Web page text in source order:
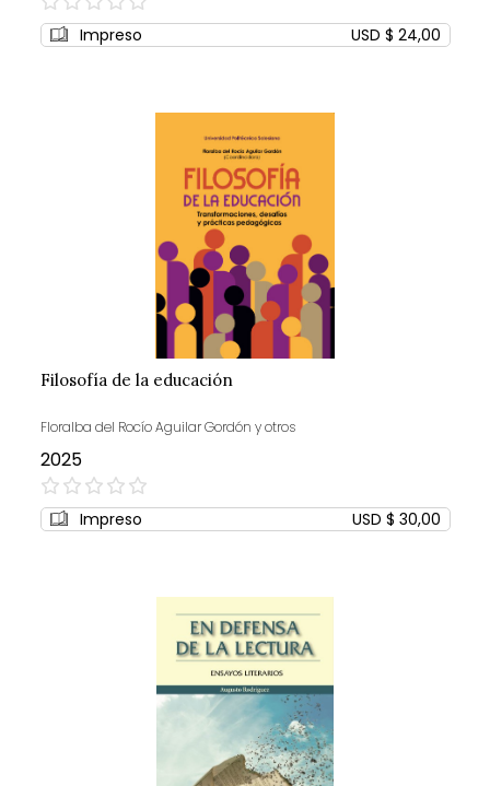
0%
Impreso USD $ 24,00
Filosofía de la educación
Floralba del Rocío Aguilar Gordón y otros
2025
0%
Impreso USD $ 30,00